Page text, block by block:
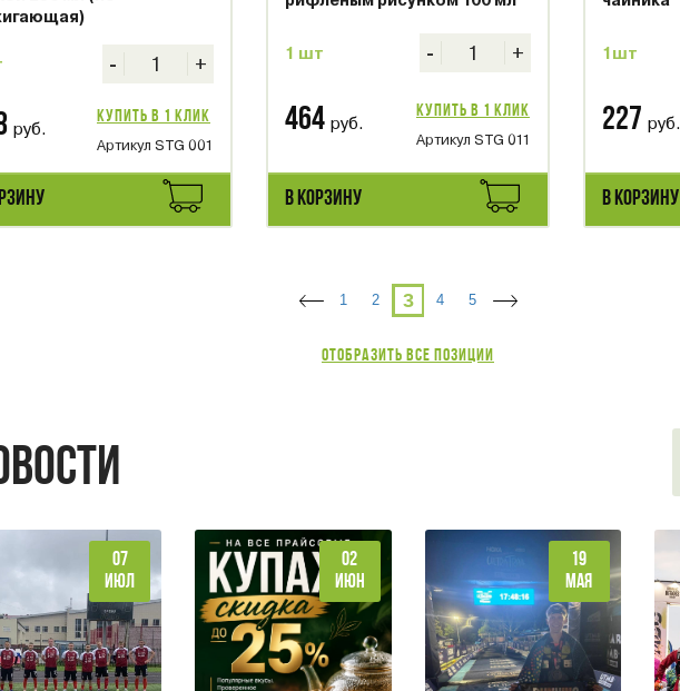
- +
руб.
Купить в 1 клик
Артикул STG 001
1 шт - +
464 руб.
Купить в 1 клик
Артикул STG 011
В КОРЗИНУ
1шт
227 руб.
В КОРЗИНУ
1 2 3 4 5
Отобразить все позиции
07
ИЮЛ
02
ИЮН
19
МАЯ